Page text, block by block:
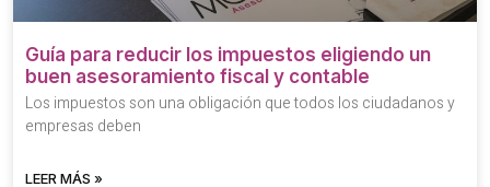
Guía para reducir los impuestos eligiendo un
buen asesoramiento fiscal y contable
Los impuestos son una obligación que todos los ciudadanos y
empresas deben
LEER MÁS »